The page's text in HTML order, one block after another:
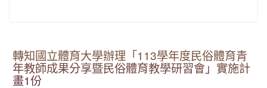
轉知國立體育大學辦理「113學年度民俗體育青
年教師成果分享暨民俗體育教學研習會」實施計
畫1份